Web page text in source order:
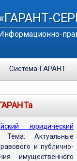
Система ГАРАНТ
юридический
Тема: Актуальные
и публично-
имущественного